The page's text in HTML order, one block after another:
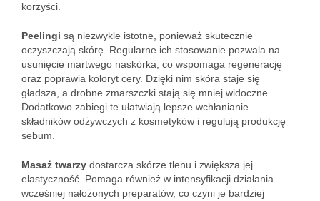
korzyści.
Peelingi są niezwykle istotne, ponieważ skutecznie
oczyszczają skórę. Regularne ich stosowanie pozwala na
usunięcie martwego naskórka, co wspomaga regenerację
oraz poprawia koloryt cery. Dzięki nim skóra staje się
gładsza, a drobne zmarszczki stają się mniej widoczne.
Dodatkowo zabiegi te ułatwiają lepsze wchłanianie
składników odżywczych z kosmetyków i regulują produkcję
sebum.
Masaż twarzy dostarcza skórze tlenu i zwiększa jej
elastyczność. Pomaga również w intensyfikacji działania
wcześniej nałożonych preparatów, co czyni je bardziej